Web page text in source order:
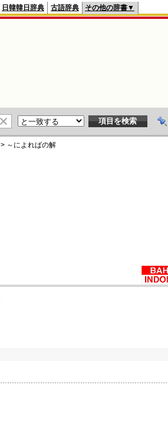
日韓韓日辞典 古語辞典 その他の辞書▼
> ～によればの解